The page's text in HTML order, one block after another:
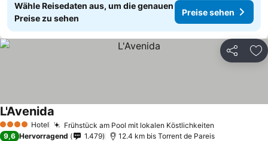
Wähle Reisedaten aus, um die genauen
Preise zu sehen
Preise sehen
Teilen
4 Sterne Hotel Frühstück am Pool mit lokalen Köstlichkeiten
L'Avenida
9,6 Hervorragend 1.479 12.4 km bis Torrent de Pareis